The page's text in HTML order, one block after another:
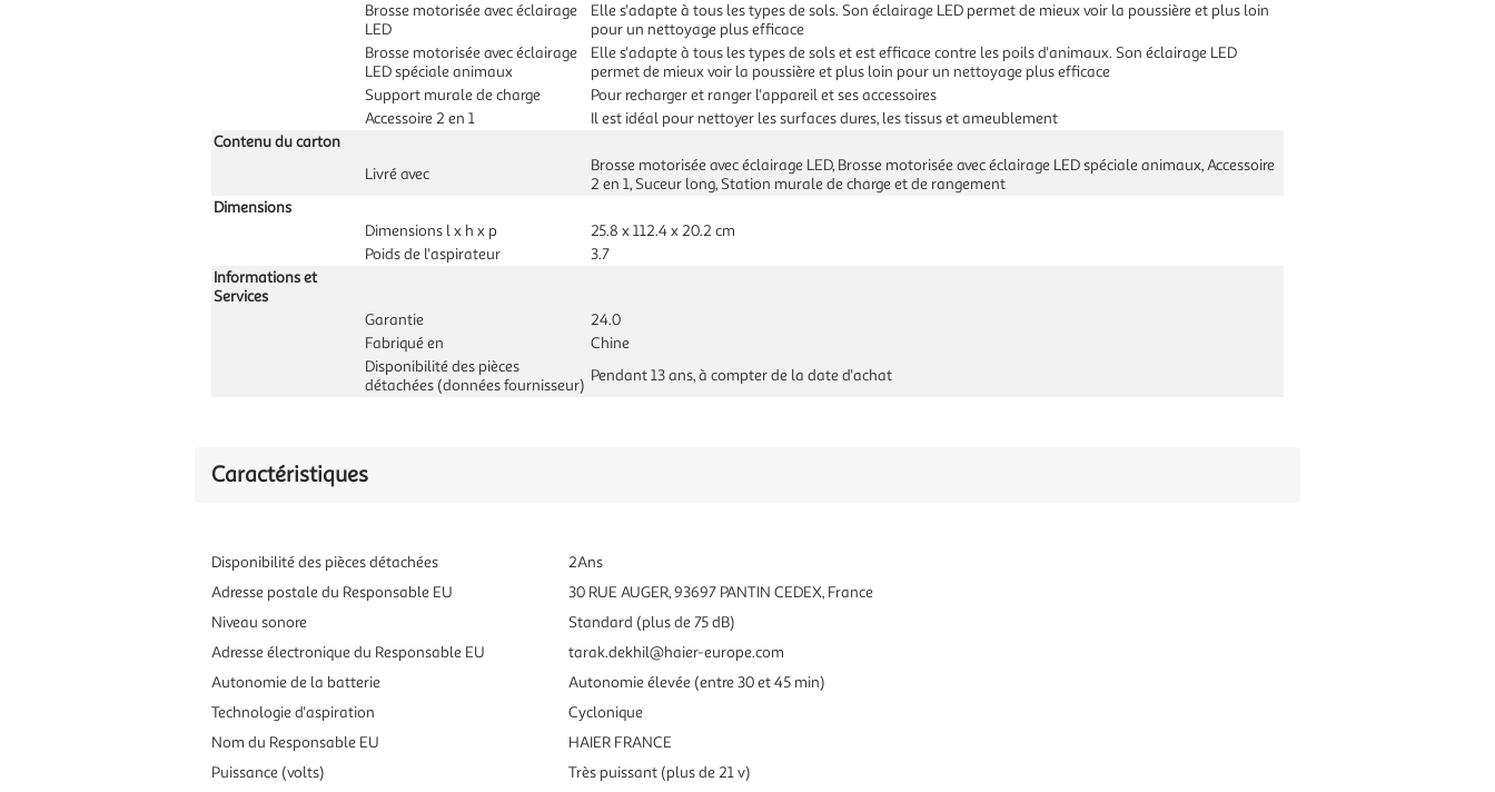
Brosse motorisée avec éclairage
LED
Elle s'adapte à tous les types de sols. Son éclairage LED permet de mieux voir la poussière et plus loin
pour un nettoyage plus efficace
Brosse motorisée avec éclairage
LED spéciale animaux
Elle s'adapte à tous les types de sols et est efficace contre les poils d'animaux. Son éclairage LED
permet de mieux voir la poussière et plus loin pour un nettoyage plus efficace
Support murale de charge
Pour recharger et ranger l'appareil et ses accessoires
Accessoire 2 en 1
Il est idéal pour nettoyer les surfaces dures, les tissus et ameublement
Contenu du carton
Livré avec
Brosse motorisée avec éclairage LED, Brosse motorisée avec éclairage LED spéciale animaux, Accessoire
2 en 1, Suceur long, Station murale de charge et de rangement
Dimensions
Dimensions l x h x p
25.8 x 112.4 x 20.2 cm
Poids de l'aspirateur
3.7
Informations et
Services
Garantie
24.0
Fabriqué en
Chine
Disponibilité des pièces
détachées (données fournisseur)
Pendant 13 ans, à compter de la date d'achat
Caractéristiques
Disponibilité des pièces détachées
2Ans
Adresse postale du Responsable EU
30 RUE AUGER, 93697 PANTIN CEDEX, France
Niveau sonore
Standard (plus de 75 dB)
Adresse électronique du Responsable EU
tarak.dekhil@haier-europe.com
Autonomie de la batterie
Autonomie élevée (entre 30 et 45 min)
Technologie d'aspiration
Cyclonique
Nom du Responsable EU
HAIER FRANCE
Puissance (volts)
Très puissant (plus de 21 v)